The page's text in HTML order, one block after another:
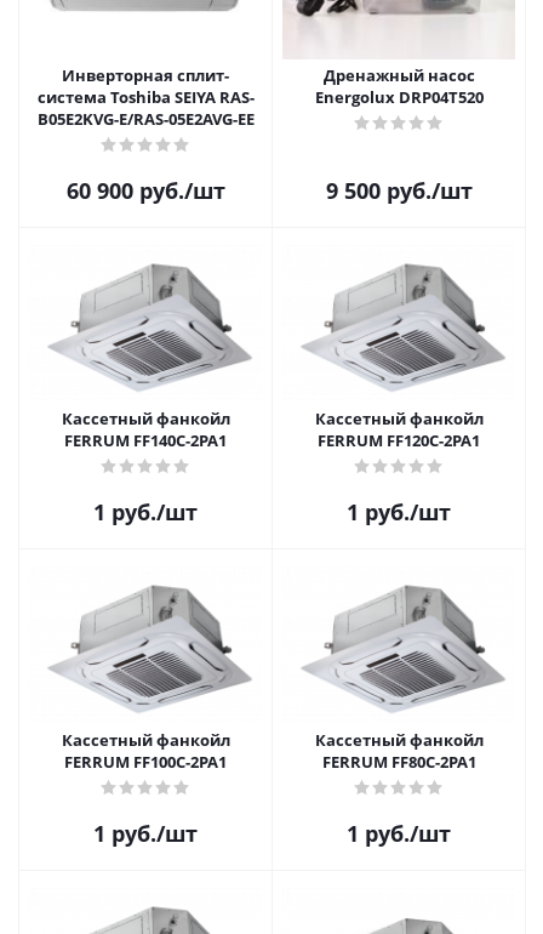
Инверторная сплит-
система Toshiba SEIYA RAS-
B05E2KVG-E/RAS-05E2AVG-EE
60 900руб./шт
Дренажный насос
Energolux DRP04Т520
9 500руб./шт
Кассетный фанкойл
FERRUM FF140C-2PA1
1 руб./шт
Кассетный фанкойл
FERRUM FF120C-2PA1
1 руб./шт
Кассетный фанкойл
FERRUM FF100C-2PA1
1 руб./шт
Кассетный фанкойл
FERRUM FF80C-2PA1
1 руб./шт